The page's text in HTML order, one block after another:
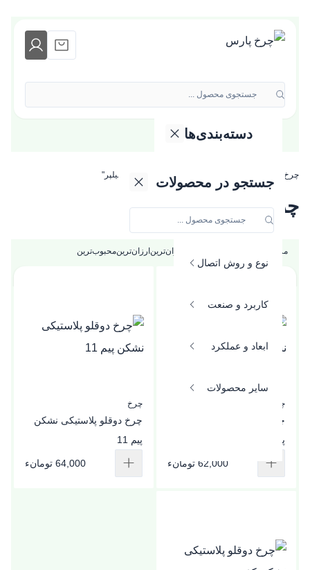
جستجوی محصول ...
جستجو در محصولات
دسته بندی محصولات
دسته‌بندی‌ها
گروه کالایی
جنس و متریال
نوع و روش اتصال
کاربرد و صنعت
ابعاد و عملکرد
سایر محصولات
چرخ پارس محصولات برچسب خورده "چرخ صندلی نیلپر"
چرخ صندلی نیلپر
مرتب‌سازی بر اساس: گران‌ترینارزان‌ترینمحبوب‌ترین
چرخ
چرخ دوقلو پلاستیکی نشکن
پیچی
62,000 تومانء
چرخ
چرخ دوقلو پلاستیکی نشکن
پیم 11
64,000 تومانء